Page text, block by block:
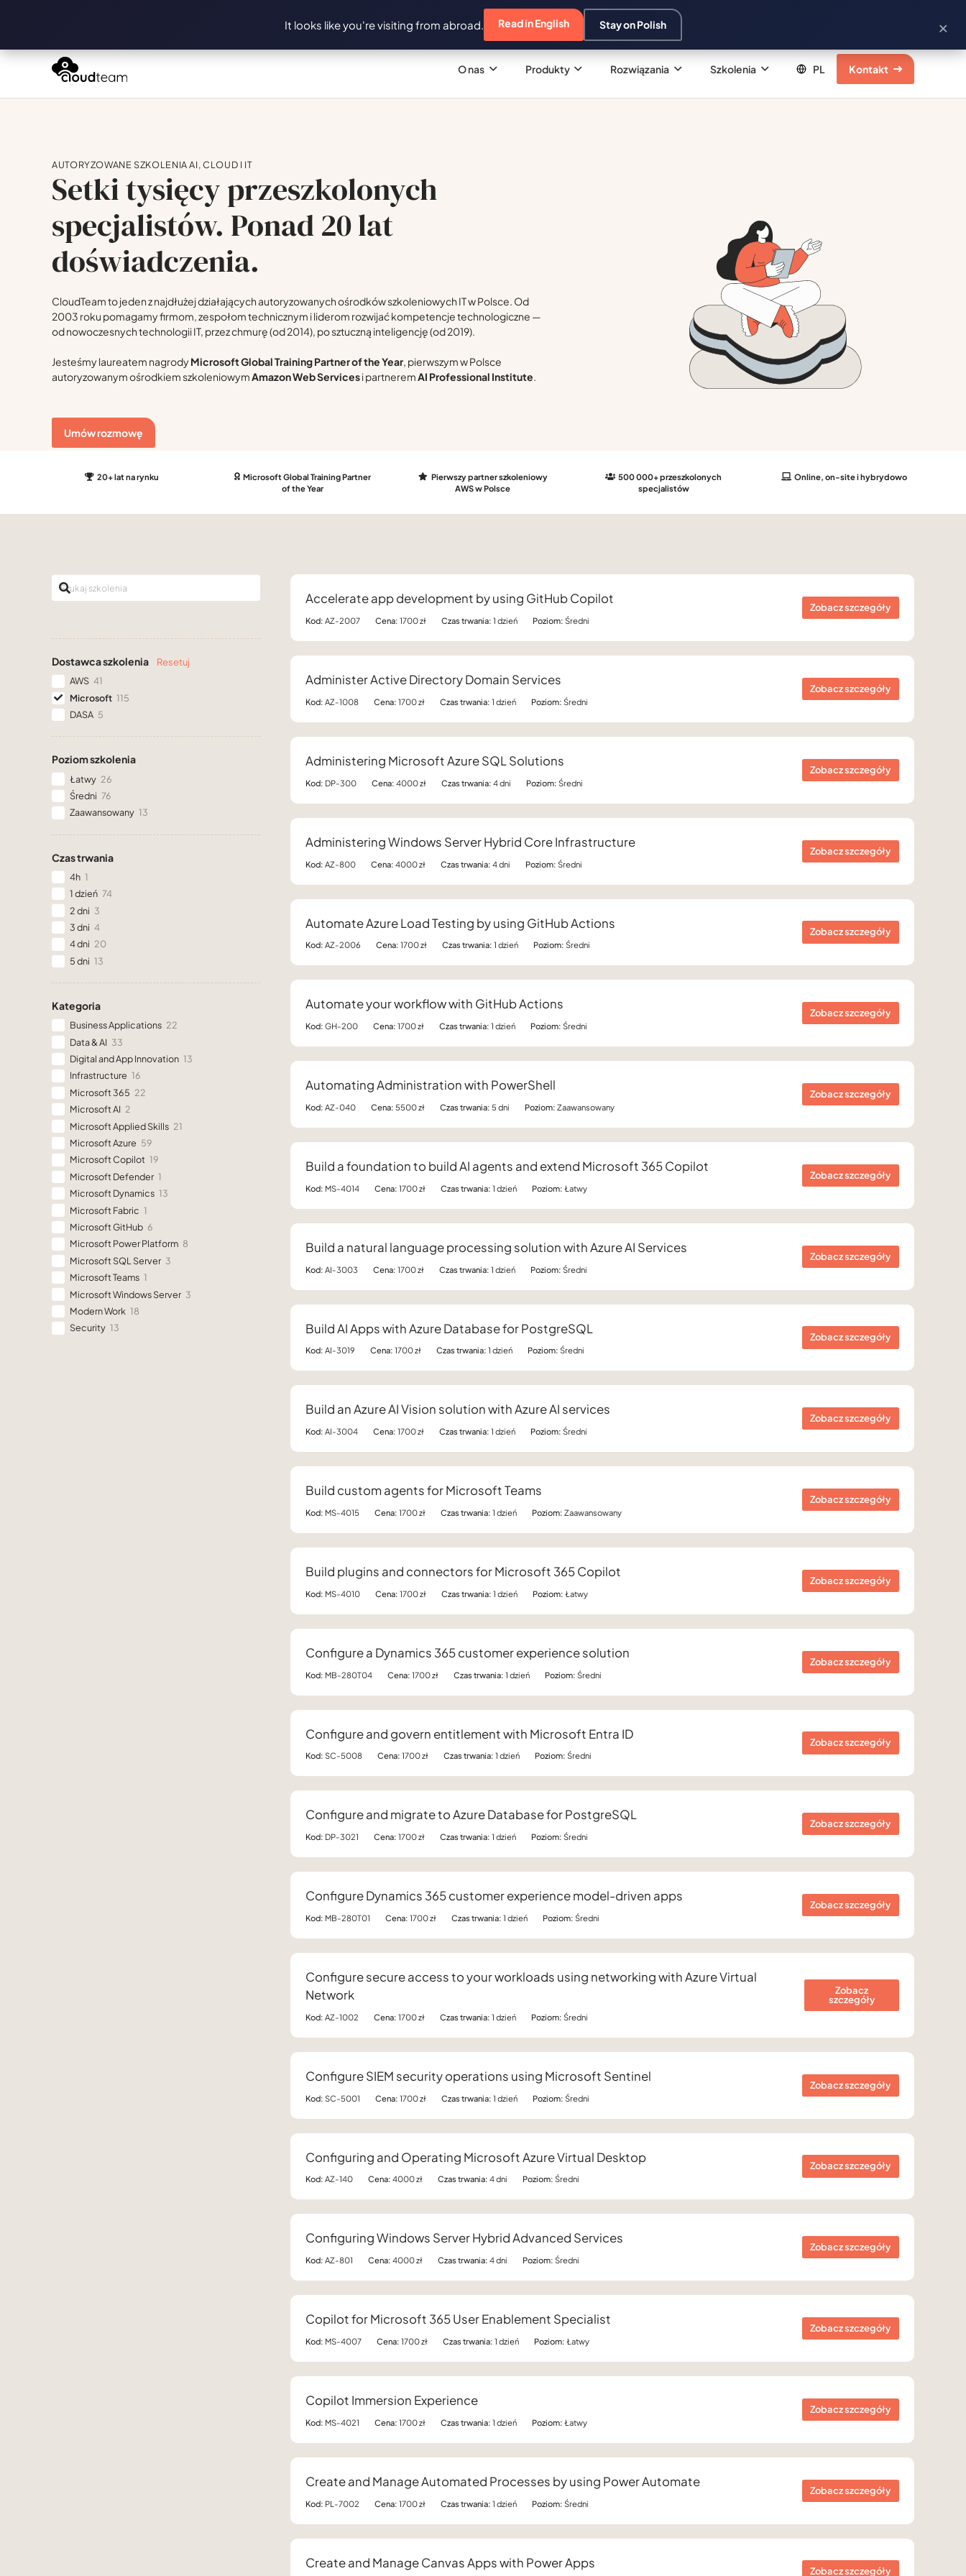
O nas Produkty Rozwiązania Szkolenia Kontakt
AUTORYZOWANE SZKOLENIA AI, CLOUD I IT
Setki tysięcy przeszkolonych
specjalistów. Ponad 20 lat
doświadczenia.
CloudTeam to jeden z najdłużej działających autoryzowanych ośrodków szkoleniowych IT w Polsce. Od
2003 roku pomagamy firmom, zespołom technicznym i liderom rozwijać kompetencje technologiczne —
od nowoczesnych technologii IT, przez chmurę (od 2014), po sztuczną inteligencję (od 2019).
Jesteśmy laureatem nagrodyMicrosoft Global Training Partner of the Year, pierwszym w Polsce
autoryzowanym ośrodkiem szkoleniowymAmazon Web Servicesi partneremAI Professional Institute.
Umów rozmowę
20+ lat na rynku
Microsoft Global Training Partner
of the Year
Pierwszy partner szkoleniowy
AWS w Polsce
500 000+ przeszkolonych
specjalistów
Online, on-site i hybrydowo
Dostawca szkolenia
Resetuj
AWS 41
Microsoft 115
DASA 5
Poziom szkolenia
Łatwy 26
Średni 76
Zaawansowany 13
Czas trwania
4h 1
1 dzień 74
2 dni 3
3 dni 4
4 dni 20
5 dni 13
Kategoria
Business Applications 22
Data & AI 33
Digital and App Innovation 13
Infrastructure 16
Microsoft 365 22
Microsoft AI 2
Microsoft Applied Skills 21
Microsoft Azure 59
Microsoft Copilot 19
Microsoft Defender 1
Microsoft Dynamics 13
Microsoft Fabric 1
Microsoft GitHub 6
Microsoft Power Platform 8
Microsoft SQL Server 3
Microsoft Teams 1
Microsoft Windows Server 3
Modern Work 18
Security 13
Accelerate app development by using GitHub Copilot
Kod: AZ-2007 Cena: 1700 zł Czas trwania: 1 dzień Poziom: Średni
Zobacz szczegóły
Administer Active Directory Domain Services
Kod: AZ-1008 Cena: 1700 zł Czas trwania: 1 dzień Poziom: Średni
Zobacz szczegóły
Administering Microsoft Azure SQL Solutions
Kod: DP-300 Cena: 4000 zł Czas trwania: 4 dni Poziom: Średni
Zobacz szczegóły
Administering Windows Server Hybrid Core Infrastructure
Kod: AZ-800 Cena: 4000 zł Czas trwania: 4 dni Poziom: Średni
Zobacz szczegóły
Automate Azure Load Testing by using GitHub Actions
Kod: AZ-2006 Cena: 1700 zł Czas trwania: 1 dzień Poziom: Średni
Zobacz szczegóły
Automate your workflow with GitHub Actions
Kod: GH-200 Cena: 1700 zł Czas trwania: 1 dzień Poziom: Średni
Zobacz szczegóły
Automating Administration with PowerShell
Kod: AZ-040 Cena: 5500 zł Czas trwania: 5 dni Poziom: Zaawansowany
Zobacz szczegóły
Build a foundation to build AI agents and extend Microsoft 365 Copilot
Kod: MS-4014 Cena: 1700 zł Czas trwania: 1 dzień Poziom: Łatwy
Zobacz szczegóły
Build a natural language processing solution with Azure AI Services
Kod: AI-3003 Cena: 1700 zł Czas trwania: 1 dzień Poziom: Średni
Zobacz szczegóły
Build AI Apps with Azure Database for PostgreSQL
Kod: AI-3019 Cena: 1700 zł Czas trwania: 1 dzień Poziom: Średni
Zobacz szczegóły
Build an Azure AI Vision solution with Azure AI services
Kod: AI-3004 Cena: 1700 zł Czas trwania: 1 dzień Poziom: Średni
Zobacz szczegóły
Build custom agents for Microsoft Teams
Kod: MS-4015 Cena: 1700 zł Czas trwania: 1 dzień Poziom: Zaawansowany
Zobacz szczegóły
Build plugins and connectors for Microsoft 365 Copilot
Kod: MS-4010 Cena: 1700 zł Czas trwania: 1 dzień Poziom: Łatwy
Zobacz szczegóły
Configure a Dynamics 365 customer experience solution
Kod: MB-280T04 Cena: 1700 zł Czas trwania: 1 dzień Poziom: Średni
Zobacz szczegóły
Configure and govern entitlement with Microsoft Entra ID
Kod: SC-5008 Cena: 1700 zł Czas trwania: 1 dzień Poziom: Średni
Zobacz szczegóły
Configure and migrate to Azure Database for PostgreSQL
Kod: DP-3021 Cena: 1700 zł Czas trwania: 1 dzień Poziom: Średni
Zobacz szczegóły
Configure Dynamics 365 customer experience model-driven apps
Kod: MB-280T01 Cena: 1700 zł Czas trwania: 1 dzień Poziom: Średni
Zobacz szczegóły
Configure secure access to your workloads using networking with Azure Virtual
Network
Kod: AZ-1002 Cena: 1700 zł Czas trwania: 1 dzień Poziom: Średni
Zobacz
szczegóły
Configure SIEM security operations using Microsoft Sentinel
Kod: SC-5001 Cena: 1700 zł Czas trwania: 1 dzień Poziom: Średni
Zobacz szczegóły
Configuring and Operating Microsoft Azure Virtual Desktop
Kod: AZ-140 Cena: 4000 zł Czas trwania: 4 dni Poziom: Średni
Zobacz szczegóły
Configuring Windows Server Hybrid Advanced Services
Kod: AZ-801 Cena: 4000 zł Czas trwania: 4 dni Poziom: Średni
Zobacz szczegóły
Copilot for Microsoft 365 User Enablement Specialist
Kod: MS-4007 Cena: 1700 zł Czas trwania: 1 dzień Poziom: Łatwy
Zobacz szczegóły
Copilot Immersion Experience
Kod: MS-4021 Cena: 1700 zł Czas trwania: 1 dzień Poziom: Łatwy
Zobacz szczegóły
Create and Manage Automated Processes by using Power Automate
Kod: PL-7002 Cena: 1700 zł Czas trwania: 1 dzień Poziom: Średni
Zobacz szczegóły
Create and Manage Canvas Apps with Power Apps
Zobacz szczegóły
It looks like you're visiting from abroad. Read in English Stay on Polish ×